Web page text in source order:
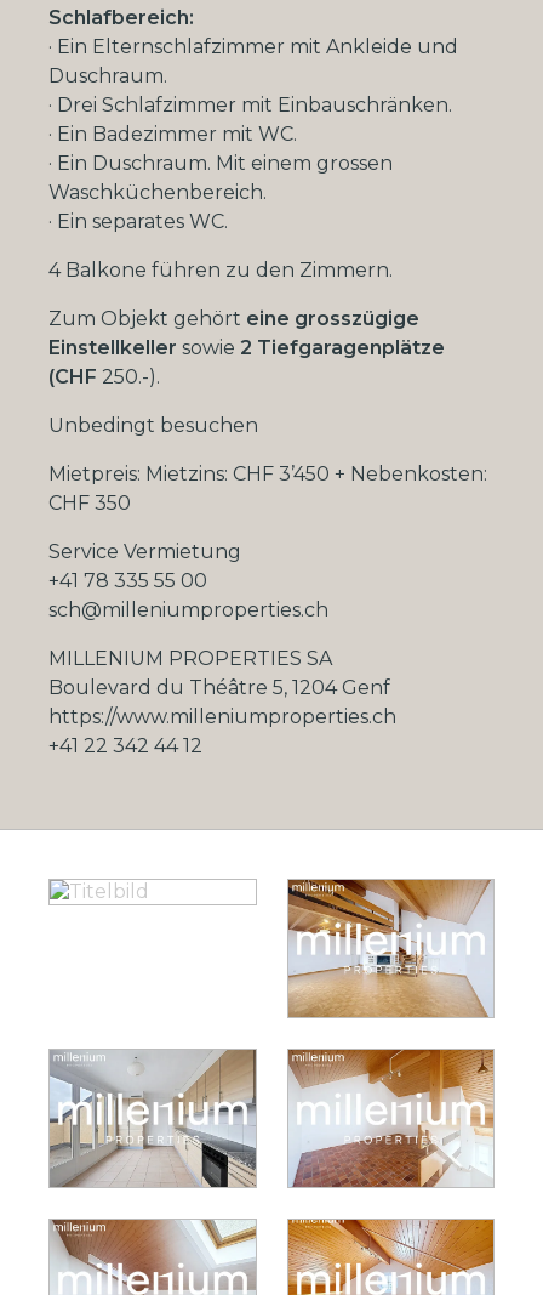
Schlafbereich:
· Ein Elternschlafzimmer mit Ankleide und
Duschraum.
· Drei Schlafzimmer mit Einbauschränken.
· Ein Badezimmer mit WC.
· Ein Duschraum. Mit einem grossen
Waschküchenbereich.
· Ein separates WC.
4 Balkone führen zu den Zimmern.
Zum Objekt gehört eine grosszügige
Einstellkeller sowie 2 Tiefgaragenplätze
(CHF 250.-).
Unbedingt besuchen
Mietpreis: Mietzins: CHF 3’450 + Nebenkosten:
CHF 350
Service Vermietung
+41 78 335 55 00
sch@milleniumproperties.ch
MILLENIUM PROPERTIES SA
Boulevard du Théâtre 5, 1204 Genf
https://www.milleniumproperties.ch
+41 22 342 44 12